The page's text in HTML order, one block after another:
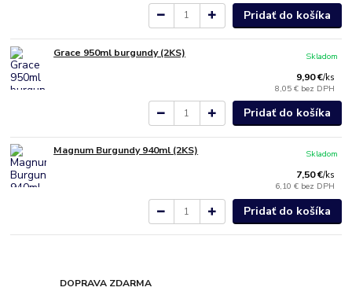
Pridať do košíka
Grace 950ml burgundy (2KS)
9,90 €/ks
8,05 € bez DPH
Skladom
Pridať do košíka
Magnum Burgundy 940ml (2KS)
7,50 €/ks
6,10 € bez DPH
Skladom
Pridať do košíka
DOPRAVA ZDARMA